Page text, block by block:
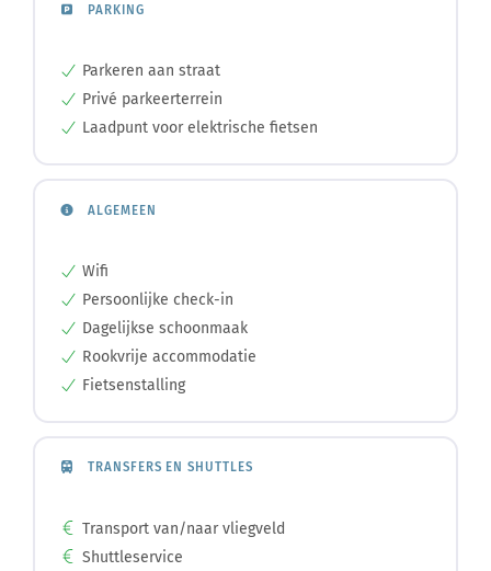
PARKING
Parkeren aan straat
Privé parkeerterrein
Laadpunt voor elektrische fietsen
ALGEMEEN
Wifi
Persoonlijke check-in
Dagelijkse schoonmaak
Rookvrije accommodatie
Fietsenstalling
TRANSFERS EN SHUTTLES
Transport van/naar vliegveld
Shuttleservice